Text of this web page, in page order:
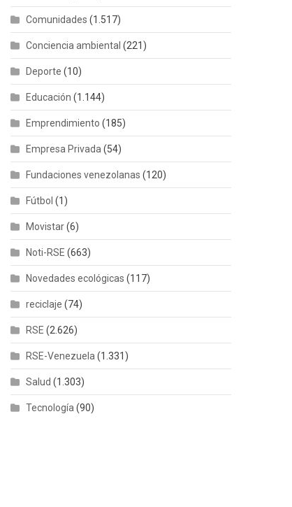
Comunidades (1.517)
Conciencia ambiental (221)
Deporte (10)
Educación (1.144)
Emprendimiento (185)
Empresa Privada (54)
Fundaciones venezolanas (120)
Fútbol (1)
Movistar(6)
Noti-RSE (663)
Novedades ecológicas (117)
reciclaje (74)
RSE (2.626)
RSE-Venezuela (1.331)
Salud (1.303)
Tecnología (90)